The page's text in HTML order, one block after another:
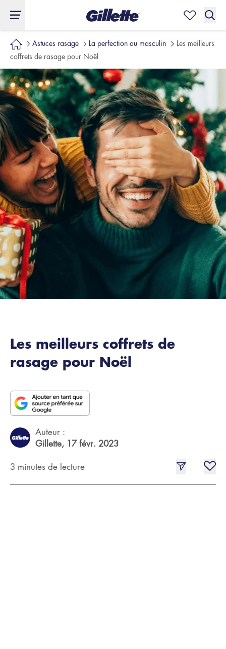
Astuces rasage La perfection au masculin
Les meilleurs
coffrets de rasage pour Noël
Les meilleurs coffrets de
rasage pour Noël
Auteur :
Gillette, 17 févr. 2023
3 minutes de lecture